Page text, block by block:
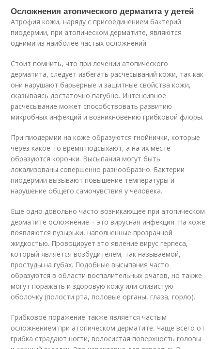
Осложнения атопического дерматита у детей
Атрофия кожи, наряду с присоединением бактерий
пиодермии, при атопическом дерматите, являются
одними из наиболее частых осложнений.
Стоит помнить, что при лечении атопического
дерматита, следует избегать расчесываний кожи, так как
они нарушают барьерные и защитные свойства кожи,
сказываясь достаточно пагубно. Интенсивное
расчесывание может способствовать развитию
микробных инфекций и возникновению грибковой флоры.
При пиодермии на коже образуются гнойнички, которые
через какое-то время подсыхают, а на их месте
образуются корочки. Высыпания могут быть
локализованы совершенно разнообразно. Бактерии
пиодермии вызывают повышение температуры и
нарушение общего самочувствия у человека.
Еще одно довольно часто возникающее при атопическом
дерматите осложнение – это вирусная инфекция. На коже
появляются пузырьки, наполненные прозрачной
жидкостью. Провоцирует это явление вирус герпеса,
который является возбудителем, так называемой,
простуды на губах. Подобные высыпания часто
образуются в области воспалительных очагов, но также
могут поражать и здоровую кожу или слизистую
оболочку (полости рта, половые органы, глаза, горло).
Грибковое поражение также является частым
осложнением при атопическом дерматите. Чаще всего от
грибка страдают ногти, волосистая поверхность головы